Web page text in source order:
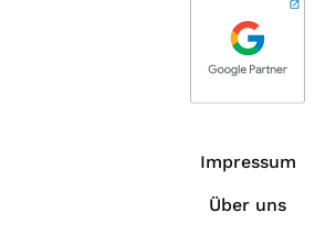
Impressum
Über uns